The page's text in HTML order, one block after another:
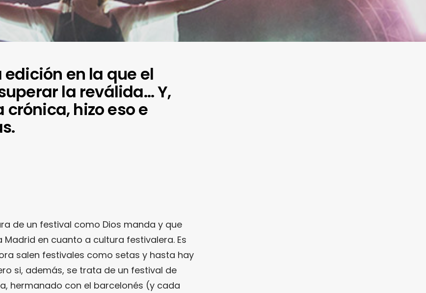
edición en la que el
la reválida… Y,
hizo eso e
de un festival como Dios manda y que
en cuanto a cultura festivalera. Es
salen festivales como setas y hasta hay
si, además, se trata de un festival de
hermanado con el barcelonés (y cada